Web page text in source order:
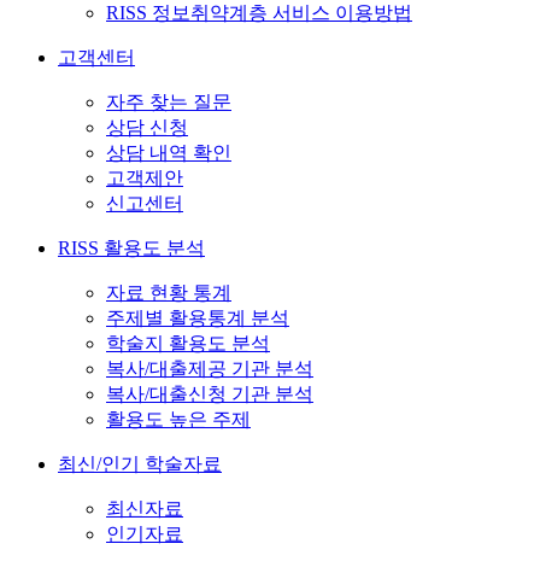
RISS 정보취약계층 서비스 이용방법
고객센터
자주 찾는 질문
상담 신청
상담 내역 확인
고객제안
신고센터
RISS 활용도 분석
자료 현황 통계
주제별 활용통계 분석
학술지 활용도 분석
복사/대출제공 기관 분석
복사/대출신청 기관 분석
활용도 높은 주제
최신/인기 학술자료
최신자료
인기자료